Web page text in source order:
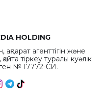
HOLDING
агенттігін және
тіркеу туралы куәлік
№ 17772-СИ.